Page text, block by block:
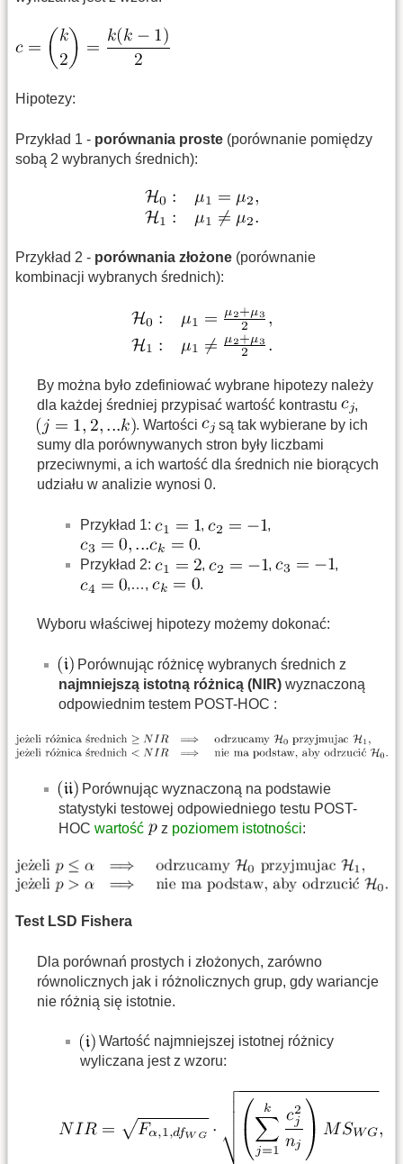
Hipotezy:
Przykład 1 - porównania proste (porównanie pomiędzy
sobą 2 wybranych średnich):
Przykład 2 - porównania złożone (porównanie
kombinacji wybranych średnich):
By można było zdefiniować wybrane hipotezy należy
dla każdej średniej przypisać wartość kontrastu
,
. Wartości
są tak wybierane by ich
sumy dla porównywanych stron były liczbami
przeciwnymi, a ich wartość dla średnich nie biorących
udziału w analizie wynosi 0.
Przykład 1: ,
,
.
Przykład 2:
, ,
,
,…,
.
Wyboru właściwej hipotezy możemy dokonać:
Porównując różnicę wybranych średnich z
najmniejszą istotną różnicą (NIR) wyznaczoną
odpowiednim testem POST-HOC :
Porównując wyznaczoną na podstawie
statystyki testowej odpowiedniego testu POST-
HOC wartość z poziomem istotności:
Test LSD Fishera
Dla porównań prostych i złożonych, zarówno
równolicznych jak i różnolicznych grup, gdy wariancje
nie różnią się istotnie.
Wartość najmniejszej istotnej różnicy
wyliczana jest z wzoru: